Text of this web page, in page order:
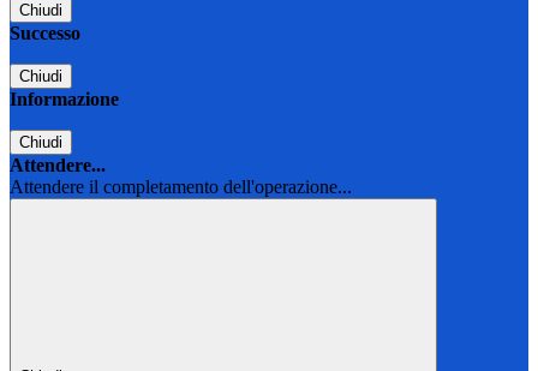
Chiudi
Successo
Chiudi
Informazione
Chiudi
Attendere...
Attendere il completamento dell'operazione...